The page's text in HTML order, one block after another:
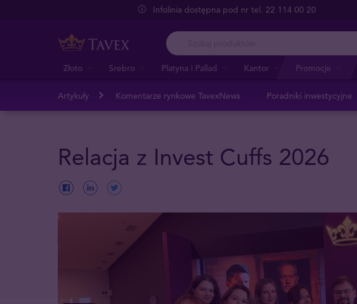
Infolinia dostępna pod nr tel. 22 114 00 20
Złoto Srebro Platyna i Pallad Kantor Promocje
Artykuły Komentarze rynkowe TavexNews Poradniki inwestycyjne
Relacja z Invest Cuffs 2026